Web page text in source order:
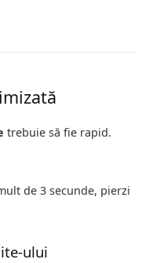
trebuie să fie rapid.
de 3 secunde, pierzi
ului